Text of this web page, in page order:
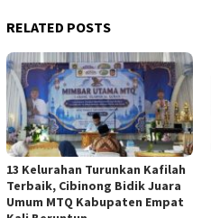
RELATED POSTS
13 Kelurahan Turunkan Kafilah
Terbaik, Cibinong Bidik Juara
Umum MTQ Kabupaten Empat